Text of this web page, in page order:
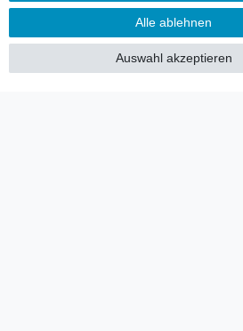
Sie möchten über
Lagerware oder
allgemein
Alle ablehnen
Auswahl akzeptieren